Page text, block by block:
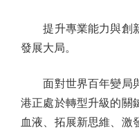
提升專業能力與創新
發展大局。
面對世界百年變局與
港正處於轉型升級的關
血液、拓展新思維、激